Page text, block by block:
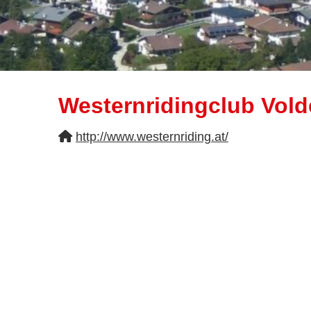
Westernridingclub
http://www.westernriding.at/